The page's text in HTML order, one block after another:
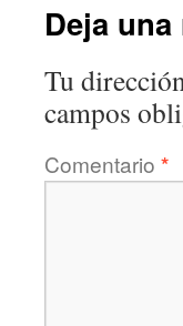
Deja
Tu
campos
Comentario *